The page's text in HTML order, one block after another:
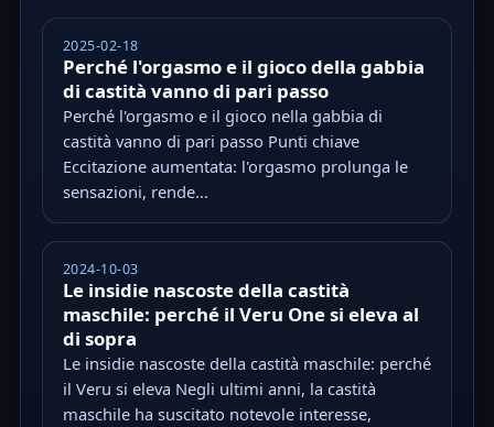
2025-02-18
Perché l'orgasmo e il gioco della gabbia
di castità vanno di pari passo
Perché l'orgasmo e il gioco nella gabbia di
castità vanno di pari passo Punti chiave
Eccitazione aumentata: l'orgasmo prolunga le
sensazioni, rende...
2024-10-03
Le insidie nascoste della castità
maschile: perché il Veru One si eleva al
di sopra
Le insidie nascoste della castità maschile: perché
il Veru si eleva Negli ultimi anni, la castità
maschile ha suscitato notevole interesse,